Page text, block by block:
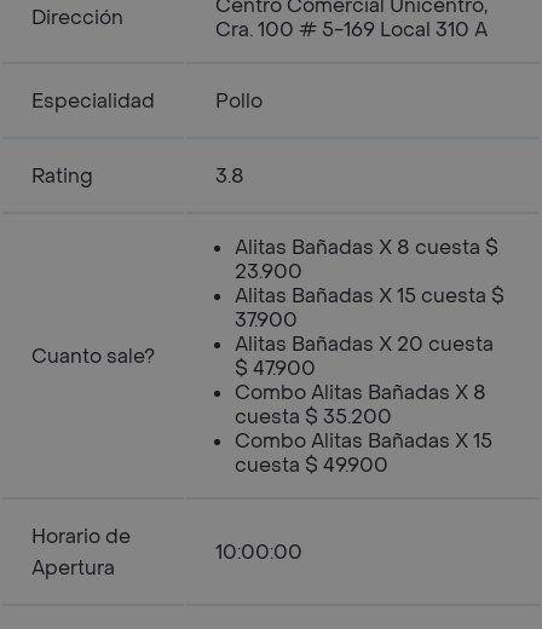
Dirección
Centro Comercial Unicentro,
Cra. 100 # 5-169 Local 310 A
Especialidad Pollo
Rating 3.8
Cuanto sale?
Alitas Bañadas X 8 cuesta $
23.900
Alitas Bañadas X 15 cuesta $
37.900
Alitas Bañadas X 20 cuesta
$ 47.900
Combo Alitas Bañadas X 8
cuesta $ 35.200
Combo Alitas Bañadas X 15
cuesta $ 49.900
Horario de
Apertura
10:00:00